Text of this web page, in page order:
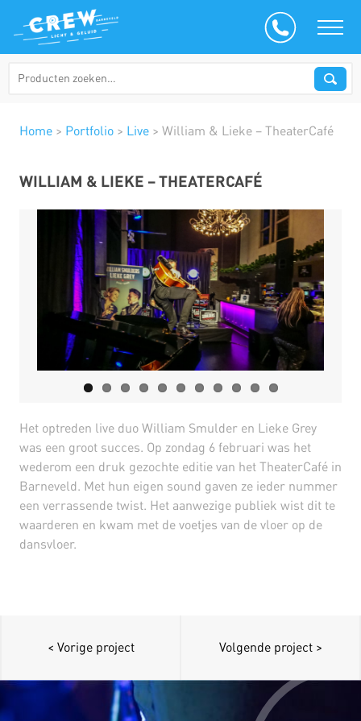
Home > Portfolio > Live > William & Lieke – TheaterCafé
WILLIAM & LIEKE – THEATERCAFÉ
Het optreden live duo William Smulder en Lieke Grey
was een groot succes. Op zondag 6 februari was het
wederom een druk gezochte editie van het TheaterCafé in
Barneveld. Met hun eigen sound gaven ze ieder nummer
een verrassende twist. Het aanwezige publiek wist dit te
waarderen en kwam met de voetjes van de vloer op de
dansvloer.
< Vorige project Volgende project >